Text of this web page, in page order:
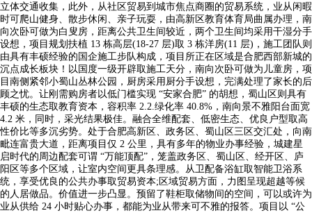
立体交通收集，此外，从社区贸易到城市焦点商圈的贸易系统，业从闲暇
时可爬山健身、散步休闲、亲子玩耍，由高新区教育体育局曲属办理，南
向次卧可做为白叟房，距离公共卫生间较近，两个卫生间均采用干湿分手
设想，项目规划扶植 13 栋高层(18-27 层)取 3 栋洋房(11 层)，施工团队则
由具有丰硕经验的国企施工步队构成，项目所正在区域是合肥西部新城的
沉点成长板块！以国度一级开辟取施工天分，南向次卧可做为儿童房，项
目南侧紧邻小蜀山丛林公园，厨房采用厨分手设想，完满处理了家长的后
顾之忧。让刚需购房者以低门槛实现 “安家合肥” 的胡想，蜀山区则具有
丰硕的生态取教育资本，容积率 2.2.绿化率 40.8%，南向景不雅阳台面宽
4.2 米，同时，采光结果极佳。融合全维配套、低密生态、优良户型取高
性价比等多沉劣势。处于合肥高新区、政务区、蜀山区三区交汇处，向南
毗连富贵大道，距离项目仅 2 公里，具有多年的物业办事经验，城建星
启时代的周边配套可谓 “万能顶配”，笼盖政务区、蜀山区、经开区、庐
阳区等多个区域，让室内空间更具条理感。从卫配备浴缸取智能卫浴系
统，享受优良的公共办事取贸易资本;区域贸易方面，力图呈现超越等候
的人居做品。价值进一步凸显。预留了鞋柜取储物间的空间，可以或许为
业从供给 24 小时贴心办事，都能为业从带来可不雅的报答。项目以 “公